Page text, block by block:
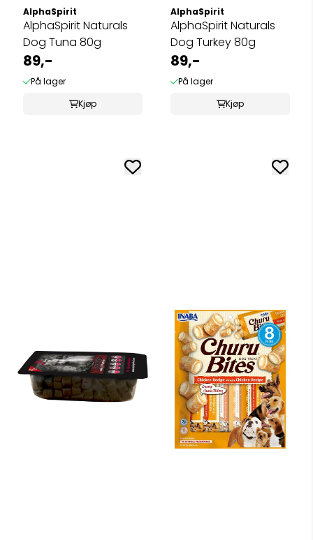
AlphaSpirit
AlphaSpirit Naturals
Dog Tuna 80g
89,-
På lager
Kjøp
AlphaSpirit
AlphaSpirit Naturals
Dog Turkey 80g
89,-
På lager
Kjøp